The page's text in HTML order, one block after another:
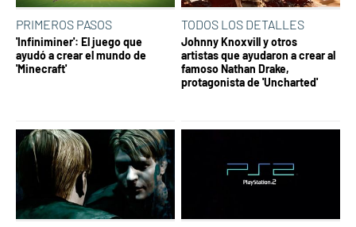
PRIMEROS PASOS
'Infiniminer': El juego que
ayudó a crear el mundo de
'Minecraft'
TODOS LOS DETALLES
Johnny Knoxvill y otros
artistas que ayudaron a crear al
famoso Nathan Drake,
protagonista de 'Uncharted'